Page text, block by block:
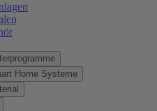
Home Systeme